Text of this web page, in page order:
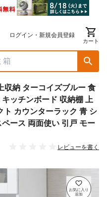
ログイン・新規会員登録
カート
収納 ターコイズブルー 食
ッチンボード 収納棚 上
ト カウンターラック 青 シ
ース 両面使い 引戸 モー
レビューを書く